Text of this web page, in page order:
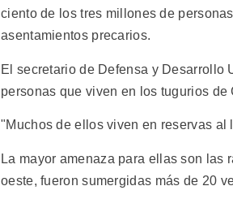
ciento de los tres millones de
asentamientos precarios.
El secretario de Defensa y Desarrollo
personas que viven en los tugurios
"Muchos de ellos viven en reservas
La mayor amenaza para ellas son las
oeste, fueron sumergidas más de 20